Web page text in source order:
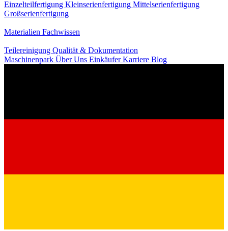
Einzelteilfertigung Kleinserienfertigung Mittelserienfertigung
Großserienfertigung
Materialien Fachwissen
Teilereinigung Qualität & Dokumentation
Maschinenpark Über Uns EinkäuferKarriere Blog